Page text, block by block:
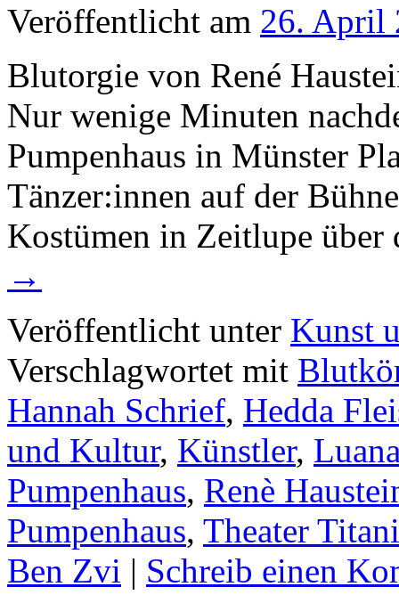
Veröffentlicht am 26. April
Blutorgie von René
Nur wenige Minuten
Pumpenhaus in Münster
Tänzer:innen auf der
Kostümen in Zeitlupe
→
Veröffentlicht unter Kunst
Verschlagwortet mit
Hannah Schrief, Hedda
und Kultur, Künstler,
Pumpenhaus, Renè
Pumpenhaus, Theater
Ben Zvi | Schreib einen